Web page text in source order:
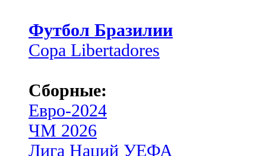
Футбол Бразилии
Copa Libertadores
Сборные:
Евро-2024
ЧМ 2026
Лига Наций УЕФА